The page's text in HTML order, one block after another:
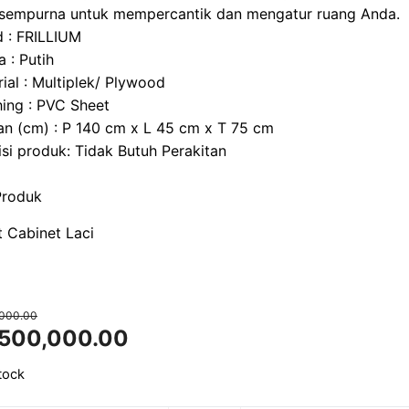
untuk mempercantik dan mengatur ruang Anda.
: FRILLIUM
: Putih
: Multiplek/ Plywood
: PVC Sheet
(cm) : P 140 cm x L 45 cm x T 75 cm
produk: Tidak Butuh Perakitan
Cabinet Laci